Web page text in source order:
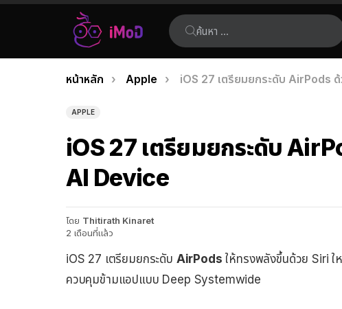
ค้นหา:
เรื่อง
ล่าสุด
คุณอยู่ที่นี่:
หน้าหลัก Apple iOS 27 เตรียมยกระดับ AirPods
APPLE
iOS 27 เตรียมยกระดับ
AI Device
โดย Thitirath Kinaret
2 เดือนที่แล้ว
iOS 27 เตรียมยกระดับ AirPods ให้ทรงพลังขึ้นด้วย Siri
ควบคุมข้ามแอปแบบ Deep Systemwide